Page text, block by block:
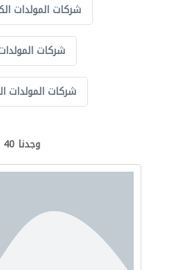
شركات المولدات
شركات
شركات المولدات
وجدنا 40 شركات المولدات الكهربائية